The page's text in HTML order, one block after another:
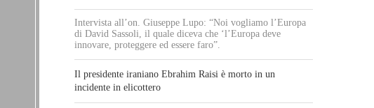
Intervista all’on. Giuseppe Lupo: “Noi vogliamo l’Europa
di David Sassoli, il quale diceva che ‘l’Europa deve
innovare, proteggere ed essere faro”.
Il presidente iraniano Ebrahim Raisi è morto in un
incidente in elicottero